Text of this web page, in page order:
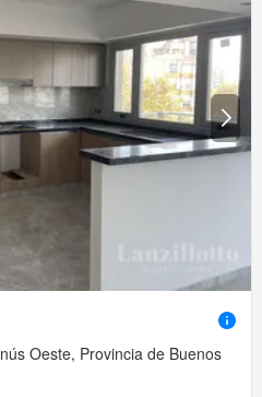
Oeste, Provincia de Buenos